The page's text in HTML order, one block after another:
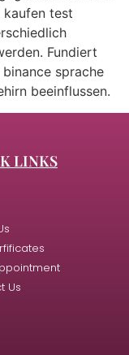
test
Fundiert
sprache
beeinflussen.
LINKS
Us